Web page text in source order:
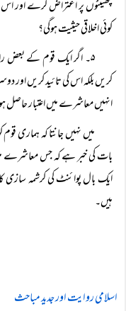
چھینٹوں پر اعتراض کرے اور اس
کوئی اخلاقی حیثیت ہوگی؟
۵۔ اگر ایک قوم کے بعض
کریں بلکہ اس کی تائید کریں اور
انہیں معاشرے میں اعتبار حاصل
میں نہیں جانتا کہ ہماری
بات کی خبر ہے کہ جس معاشرے میں
ایک بال پوائنٹ کی کرشمہ سازی
ہیں۔
اسلامی روایت اور جدید مباحث